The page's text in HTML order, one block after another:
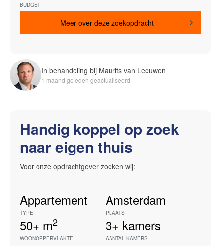
BUDGET
Meer over deze zoekopdracht
In behandeling bij Maurits van Leeuwen
1 maand geleden geactualiseerd
Handig koppel op zoek
naar eigen thuis
Voor onze opdrachtgever zoeken wij:
Appartement
TYPE
Amsterdam
PLAATS
50+ m2
WOONOPPERVLAKTE
3+ kamers
AANTAL KAMERS